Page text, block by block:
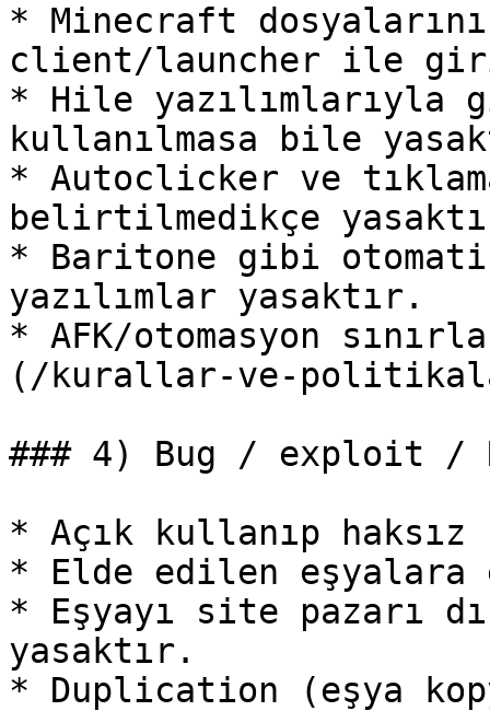
* Minecraft
client/launcher ile
* Hile
kullanılmasa bile
* Autoclicker ve
belirtilmedikçe
* Baritone gibi
yazılımlar yasaktır.
* AFK/otomasyon
(/kurallar-ve-
### 4) Bug / exploit /
* Açık kullanıp haksız
* Elde edilen
* Eşyayı site pazarı
yasaktır.
* Duplication (eşya